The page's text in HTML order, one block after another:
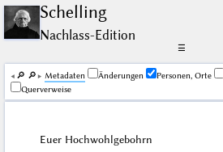
Schelling
Nachlass-Edition
☰
🔎︎ 🔎︎ Me­ta­da­ten Änderungen Personen, Orte
Querverweise
Euer Hochwohlgebohrn